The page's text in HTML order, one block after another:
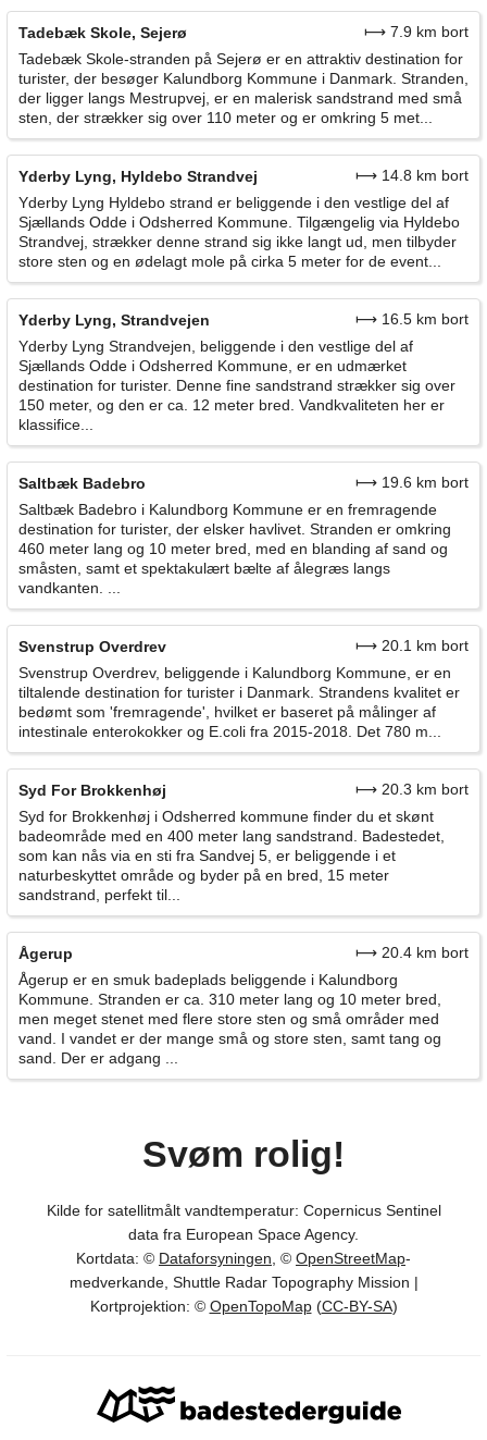
Tadebæk Skole, Sejerø
⟼ 7.9 km bort
Tadebæk Skole-stranden på Sejerø er en attraktiv destination for
turister, der besøger Kalundborg Kommune i Danmark. Stranden,
der ligger langs Mestrupvej, er en malerisk sandstrand med små
sten, der strækker sig over 110 meter og er omkring 5 met...
Yderby Lyng, Hyldebo Strandvej
⟼ 14.8 km bort
Yderby Lyng Hyldebo strand er beliggende i den vestlige del af
Sjællands Odde i Odsherred Kommune. Tilgængelig via Hyldebo
Strandvej, strækker denne strand sig ikke langt ud, men tilbyder
store sten og en ødelagt mole på cirka 5 meter for de event...
Yderby Lyng, Strandvejen
⟼ 16.5 km bort
Yderby Lyng Strandvejen, beliggende i den vestlige del af
Sjællands Odde i Odsherred Kommune, er en udmærket
destination for turister. Denne fine sandstrand strækker sig over
150 meter, og den er ca. 12 meter bred. Vandkvaliteten her er
klassifice...
Saltbæk Badebro
⟼ 19.6 km bort
Saltbæk Badebro i Kalundborg Kommune er en fremragende
destination for turister, der elsker havlivet. Stranden er omkring
460 meter lang og 10 meter bred, med en blanding af sand og
småsten, samt et spektakulært bælte af ålegræs langs
vandkanten. ...
Svenstrup Overdrev
⟼ 20.1 km bort
Svenstrup Overdrev, beliggende i Kalundborg Kommune, er en
tiltalende destination for turister i Danmark. Strandens kvalitet er
bedømt som 'fremragende', hvilket er baseret på målinger af
intestinale enterokokker og E.coli fra 2015-2018. Det 780 m...
Syd For Brokkenhøj
⟼ 20.3 km bort
Syd for Brokkenhøj i Odsherred kommune finder du et skønt
badeområde med en 400 meter lang sandstrand. Badestedet,
som kan nås via en sti fra Sandvej 5, er beliggende i et
naturbeskyttet område og byder på en bred, 15 meter
sandstrand, perfekt til...
Ågerup
⟼ 20.4 km bort
Ågerup er en smuk badeplads beliggende i Kalundborg
Kommune. Stranden er ca. 310 meter lang og 10 meter bred,
men meget stenet med flere store sten og små områder med
vand. I vandet er der mange små og store sten, samt tang og
sand. Der er adgang ...
Svøm rolig!
Kilde for satellitmålt vandtemperatur: Copernicus Sentinel
data fra European Space Agency.
Kortdata: © Dataforsyningen , © OpenStreetMap-
medverkande, Shuttle Radar Topography Mission |
Kortprojektion: © OpenTopoMap(CC-BY-SA)